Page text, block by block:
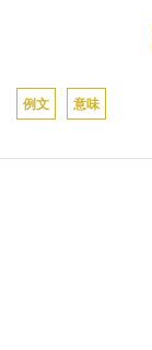
例文 意味